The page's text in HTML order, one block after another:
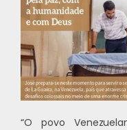
“O povo